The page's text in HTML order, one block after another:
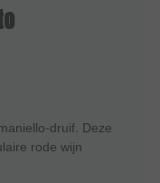
druif. Deze
rode wijn